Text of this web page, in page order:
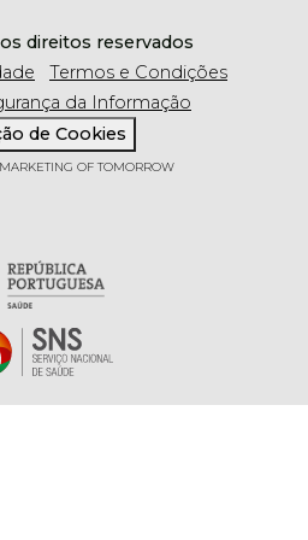
direitos reservados
Termos e Condições
da Informação
de Cookies
OF TOMORROW